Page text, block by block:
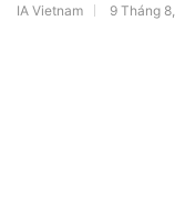
IA Vietnam 9 Tháng